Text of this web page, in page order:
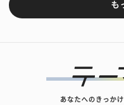
も
あなたへのきっか